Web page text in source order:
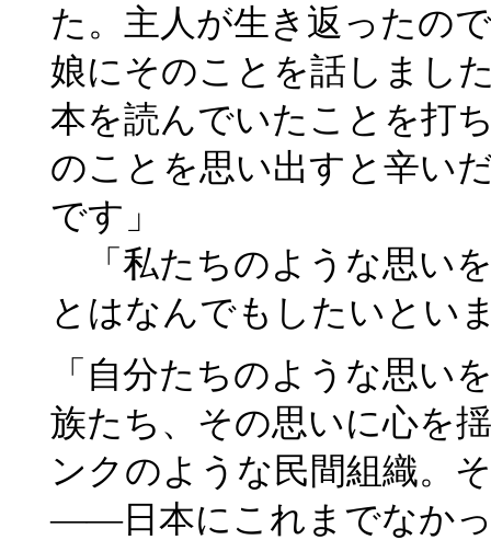
た。主人が生き返ったの
娘にそのことを話しまし
本を読んでいたことを打
のことを思い出すと辛い
です」
「私たちのような思い
とはなんでもしたいとい
「自分たちのような思い
族たち、その思いに心を
ンクのような民間組織。
――日本にこれまでなか